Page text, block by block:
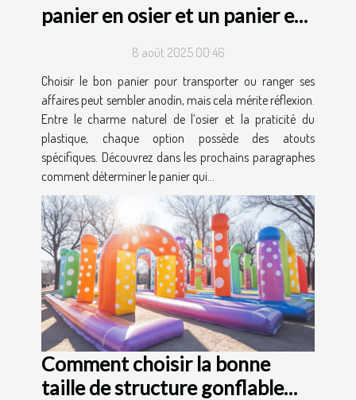
panier en osier et un panier en
8 août 2025 00:46
Choisir le bon panier pour transporter ou ranger ses
affaires peut sembler anodin, mais cela mérite réflexion.
Entre le charme naturel de l’osier et la praticité du
plastique, chaque option possède des atouts
spécifiques. Découvrez dans les prochains paragraphes
comment déterminer le panier qui...
Comment choisir la bonne
taille de structure gonflable